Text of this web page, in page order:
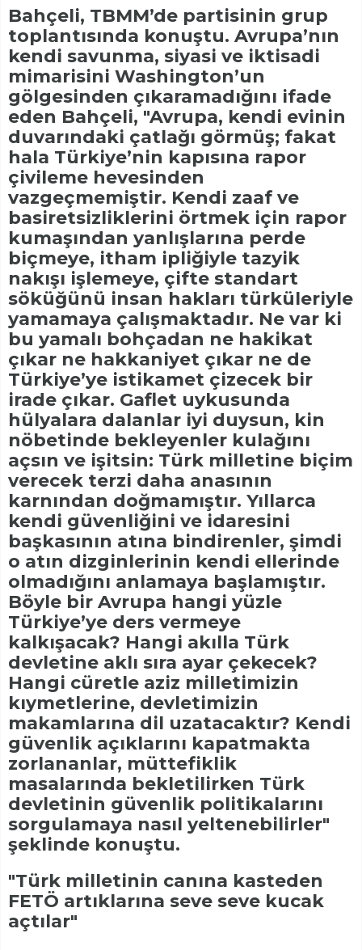
Bahçeli, TBMM’de partisinin grup
toplantısında konuştu. Avrupa’nın
kendi savunma, siyasi ve iktisadi
mimarisini Washington’un
gölgesinden çıkaramadığını ifade
eden Bahçeli, "Avrupa, kendi evinin
duvarındaki çatlağı görmüş; fakat
hala Türkiye’nin kapısına rapor
çivileme hevesinden
vazgeçmemiştir. Kendi zaaf ve
basiretsizliklerini örtmek için rapor
kumaşından yanlışlarına perde
biçmeye, itham ipliğiyle tazyik
nakışı işlemeye, çifte standart
söküğünü insan hakları türküleriyle
yamamaya çalışmaktadır. Ne var ki
bu yamalı bohçadan ne hakikat
çıkar ne hakkaniyet çıkar ne de
Türkiye’ye istikamet çizecek bir
irade çıkar. Gaflet uykusunda
hülyalara dalanlar iyi duysun, kin
nöbetinde bekleyenler kulağını
açsın ve işitsin: Türk milletine biçim
verecek terzi daha anasının
karnından doğmamıştır. Yıllarca
kendi güvenliğini ve idaresini
başkasının atına bindirenler, şimdi
o atın dizginlerinin kendi ellerinde
olmadığını anlamaya başlamıştır.
Böyle bir Avrupa hangi yüzle
Türkiye’ye ders vermeye
kalkışacak? Hangi akılla Türk
devletine aklı sıra ayar çekecek?
Hangi cüretle aziz milletimizin
kıymetlerine, devletimizin
makamlarına dil uzatacaktır? Kendi
güvenlik açıklarını kapatmakta
zorlananlar, müttefiklik
masalarında bekletilirken Türk
devletinin güvenlik politikalarını
sorgulamaya nasıl yeltenebilirler"
şeklinde konuştu.
"Türk milletinin canına kasteden
FETÖ artıklarına seve seve kucak
açtılar"